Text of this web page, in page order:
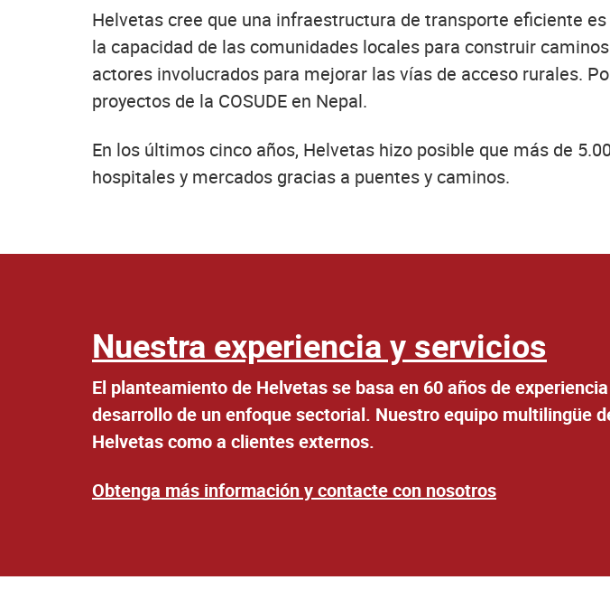
Helvetas cree que una infraestructura de transporte eficiente
la capacidad de las comunidades locales para construir
actores involucrados para mejorar las vías de acceso rurales.
proyectos de la COSUDE en Nepal.
En los últimos cinco años, Helvetas hizo posible que más de
hospitales y mercados gracias a puentes y caminos.
Nuestra experiencia y servicios
El planteamiento de Helvetas se basa en 60 años de
desarrollo de un enfoque sectorial. Nuestro equipo multilingüe
Helvetas como a clientes externos.
Obtenga más información y contacte con nosotros